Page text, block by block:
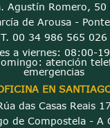
Agustín Romero, 50
de Arousa -
T. 00 34 986 565 026
a viernes: 08:00-
atención
emergencias
EN
das Casas Reais 17
de Compostela - A